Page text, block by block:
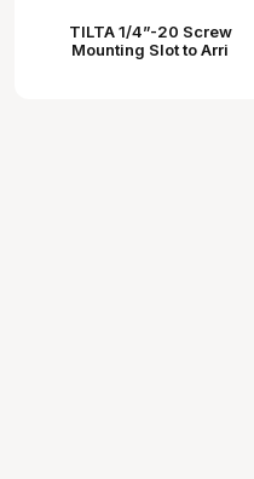
TILTA 1/4”-20 Screw
Mounting Slot to Arri